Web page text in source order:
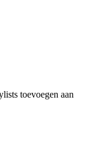
toevoegen aan